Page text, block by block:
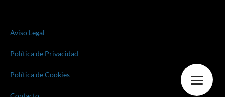
Aviso Legal
Política de Privacidad
Política de Cookies